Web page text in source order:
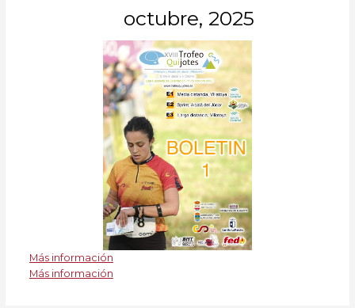
octubre, 2025
Más información
Más información